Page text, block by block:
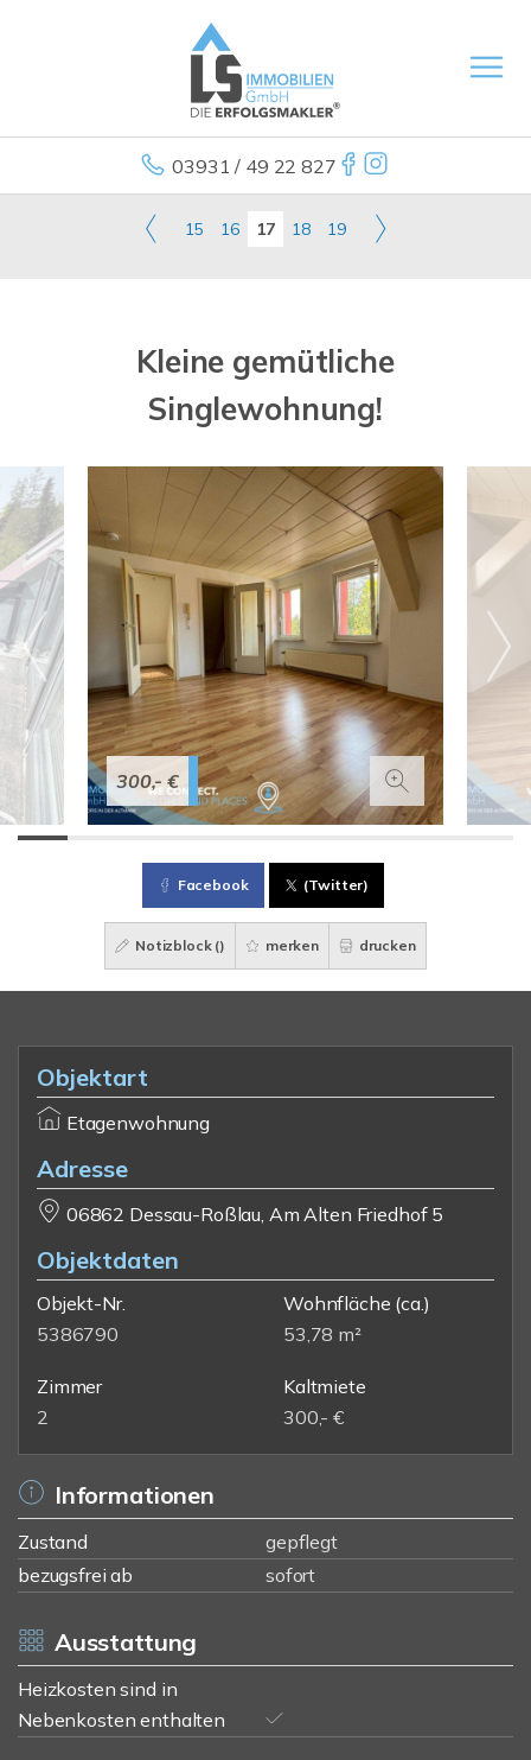
03931 / 49 22 827
15 16 17 18 19
Kleine gemütliche
Singlewohnung!
300,- €
Facebook (Twitter)
Notizblock () merken drucken
Objektart
Etagenwohnung
Adresse
06862 Dessau-Roßlau, Am Alten Friedhof 5
Objektdaten
Objekt-Nr.
5386790
Wohnfläche (ca.)
53,78 m²
Zimmer
2
Kaltmiete
300,- €
Informationen
Zustand
gepflegt
bezugsfrei ab
sofort
Ausstattung
Heizkosten sind in
Nebenkosten enthalten